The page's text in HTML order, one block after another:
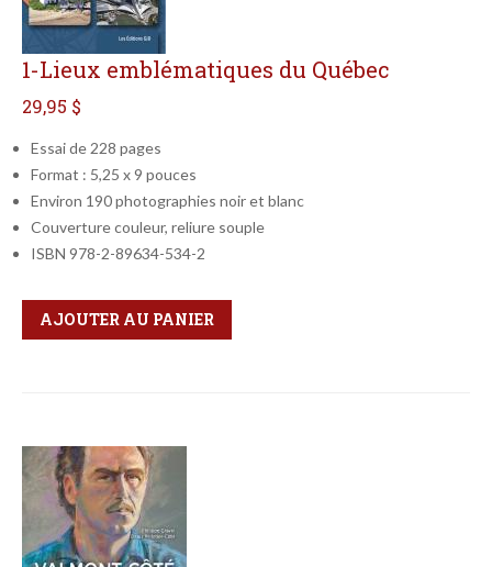
1-Lieux emblématiques du Québec
29,95 $
Essai de 228 pages
Format : 5,25 x 9 pouces
Environ 190 photographies noir et blanc
Couverture couleur, reliure souple
ISBN 978-2-89634-534-2
Qté
Format
AJOUTER AU PANIER